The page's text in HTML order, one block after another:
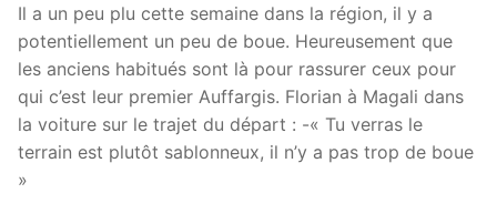
Il a un peu plu cette semaine dans la région, il y a
potentiellement un peu de boue. Heureusement que
les anciens habitués sont là pour rassurer ceux pour
qui c’est leur premier Auffargis. Florian à Magali dans
la voiture sur le trajet du départ : -« Tu verras le
terrain est plutôt sablonneux, il n’y a pas trop de boue
»